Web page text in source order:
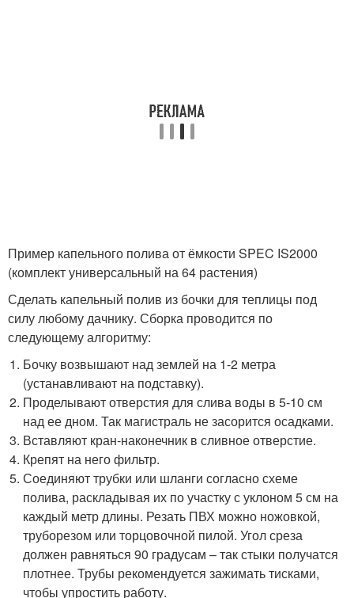
Пример капельного полива от ёмкости SPEC IS2000
(комплект универсальный на 64 растения)
Сделать капельный полив из бочки для теплицы под
силу любому дачнику. Сборка проводится по
следующему алгоритму:
Бочку возвышают над землей на 1-2 метра
(устанавливают на подставку).
Проделывают отверстия для слива воды в 5-10 см
над ее дном. Так магистраль не засорится осадками.
Вставляют кран-наконечник в сливное отверстие.
Крепят на него фильтр.
Соединяют трубки или шланги согласно схеме
полива, раскладывая их по участку с уклоном 5 см на
каждый метр длины. Резать ПВХ можно ножовкой,
труборезом или торцовочной пилой. Угол среза
должен равняться 90 градусам – так стыки получатся
плотнее. Трубы рекомендуется зажимать тисками,
чтобы упростить работу.